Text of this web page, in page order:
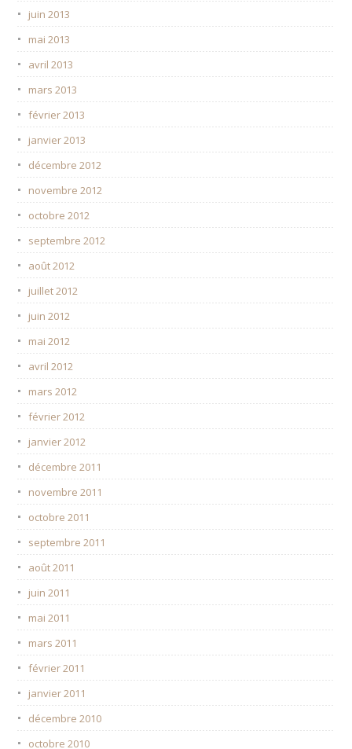
juin 2013
mai 2013
avril 2013
mars 2013
février 2013
janvier 2013
décembre 2012
novembre 2012
octobre 2012
septembre 2012
août 2012
juillet 2012
juin 2012
mai 2012
avril 2012
mars 2012
février 2012
janvier 2012
décembre 2011
novembre 2011
octobre 2011
septembre 2011
août 2011
juin 2011
mai 2011
mars 2011
février 2011
janvier 2011
décembre 2010
octobre 2010